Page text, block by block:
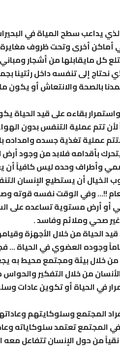
يداعب سطح المياة في
أماكن أخرى وتحت ظروف
كل مايقابلها من أشجار
نحتاج إلى تنفسه داخل رئتينا
بالصحة والانتعاش أو يكون
بقاءه على قيد الحياة
تتم عملية التنفس بدون
عملية تغذية جسده وامداده
بأقدامه فلابد من وجود
وأطراف وحده ليس كافياً
الخيال أن يستطيع الإنسان
!!… وفي الوقت نفسه قوته
أرض مستوية تساعده على
صحي وملائم وفاسد .
الحياة من خلال الأجهزة
وجوده العضوي في الحياة …
خلال بيئة ومجتمع محيط به
من خلال التفكير
في الحياة أو تكوين عادات
المجتمع وسلوكايتهم
المجتمع تعتمد سلوكاياته
من حول الإنسان تتفاعل معه